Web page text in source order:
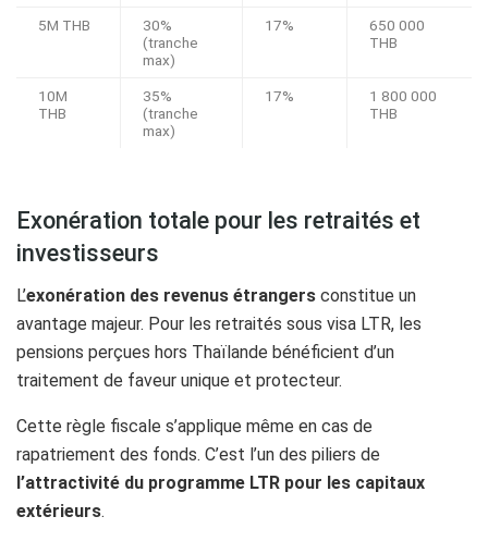
5M THB
30%
(tranche
max)
17%
650 000
THB
10M
THB
35%
(tranche
max)
17%
1 800 000
THB
Exonération totale pour les retraités et
investisseurs
L’exonération des revenus étrangers constitue un
avantage majeur. Pour les retraités sous visa LTR, les
pensions perçues hors Thaïlande bénéficient d’un
traitement de faveur unique et protecteur.
Cette règle fiscale s’applique même en cas de
rapatriement des fonds. C’est l’un des piliers de
l’attractivité du programme LTR pour les capitaux
extérieurs.